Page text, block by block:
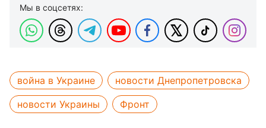
Мы в соцсетях:
война в Украине
новости Днепропетровска
новости Украины
Фронт